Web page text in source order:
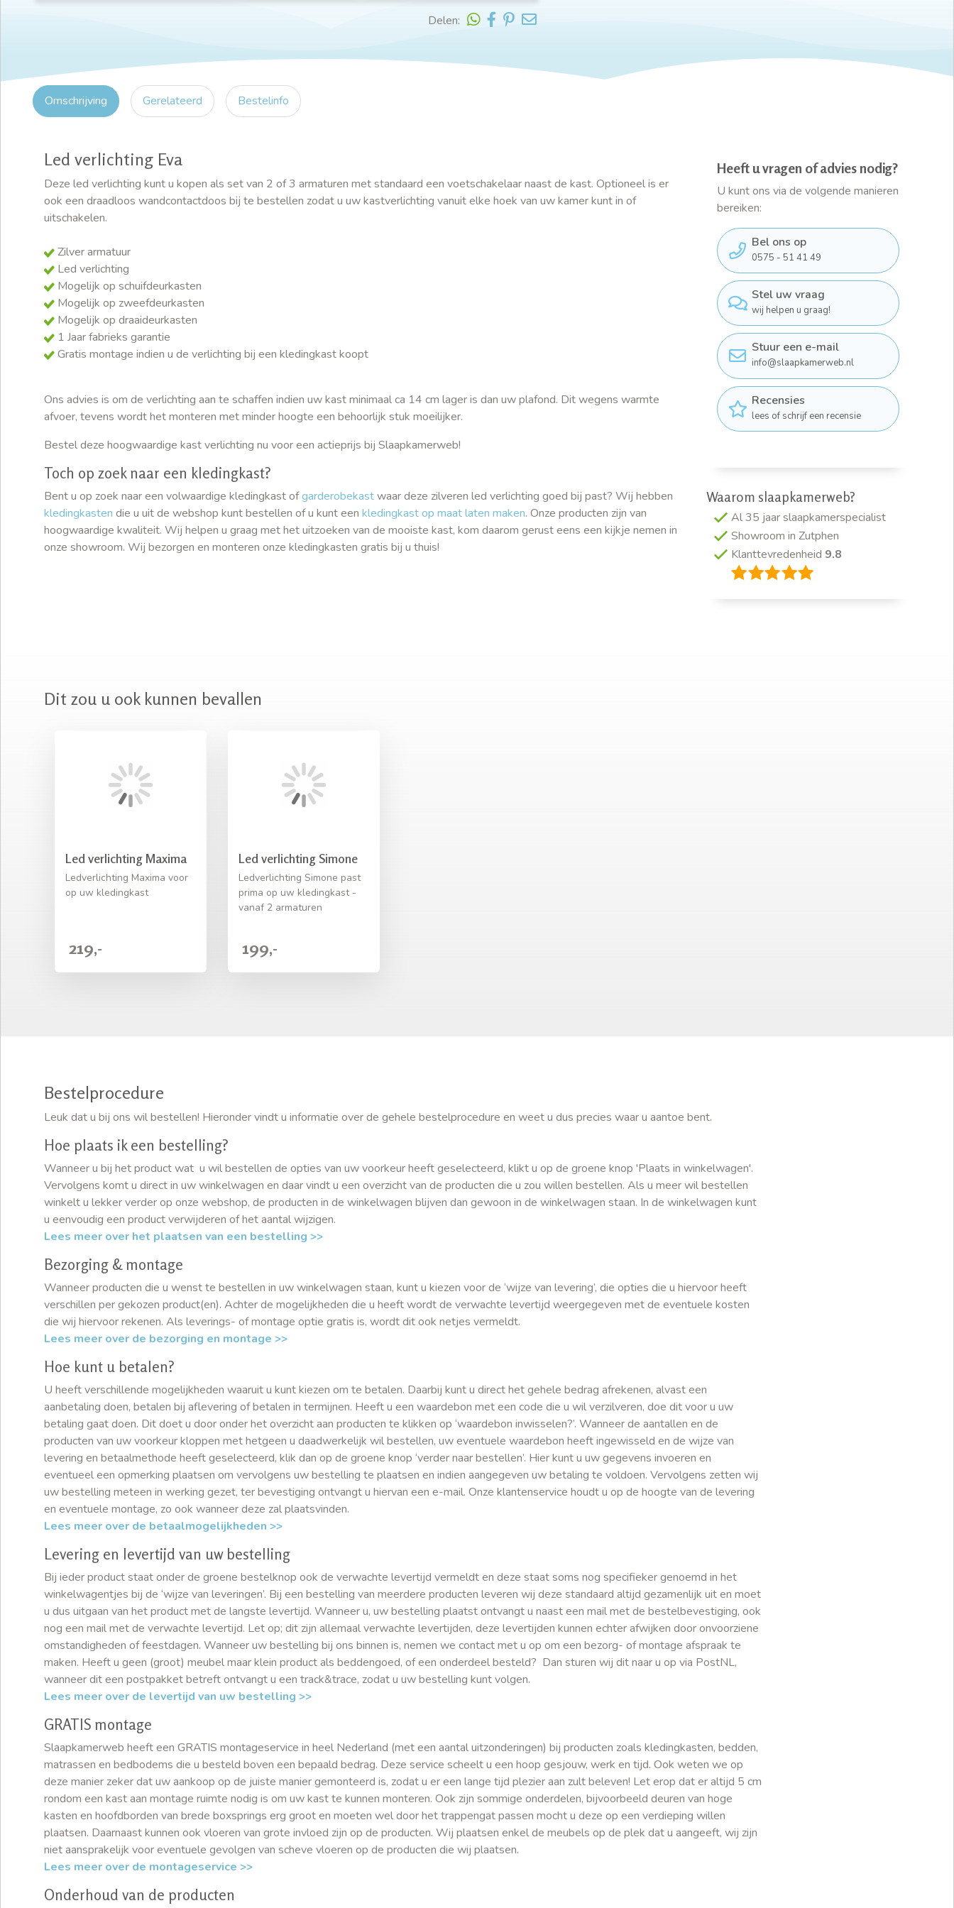
Delen:
Omschrijving Gerelateerd Bestelinfo
Led verlichting Eva
Deze led verlichting kunt u kopen als set van 2 of 3 armaturen met standaard een voetschakelaar naast de kast. Optioneel is er
ook een draadloos wandcontactdoos bij te bestellen zodat u uw kastverlichting vanuit elke hoek van uw kamer kunt in of
uitschakelen.
Zilver armatuur
Led verlichting
Mogelijk op schuifdeurkasten
Mogelijk op zweefdeurkasten
Mogelijk op draaideurkasten
1 Jaar fabrieks garantie
Gratis montage indien u de verlichting bij een kledingkast koopt
Ons advies is om de verlichting aan te schaffen indien uw kast minimaal ca 14 cm lager is dan uw plafond. Dit wegens warmte
afvoer, tevens wordt het monteren met minder hoogte een behoorlijk stuk moeilijker.
Bestel deze hoogwaardige kast verlichting nu voor een actieprijs bij Slaapkamerweb!
Toch op zoek naar een kledingkast?
Bent u op zoek naar een volwaardige kledingkast ofgarderobekastwaar deze zilveren led verlichting goed bij past? Wij hebben
kledingkasten die u uit de webshop kunt bestellen of u kunt een kledingkast op maat laten maken. Onze producten zijn van
hoogwaardige kwaliteit. Wij helpen u graag met het uitzoeken van de mooiste kast, kom daarom gerust eens een kijkje nemen in
onze showroom. Wij bezorgen en monteren onze kledingkasten gratis bij u thuis!
Heeft u vragen of advies nodig?
U kunt ons via de volgende manieren
bereiken:
Bel ons op
0575 - 51 41 49
Stel uw vraag
wij helpen u graag!
Stuur een e-mail
info@slaapkamerweb.nl
Recensies
lees of schrijf een recensie
Waarom slaapkamerweb?
Al 35 jaar slaapkamerspecialist
Showroom in Zutphen
Klanttevredenheid 9.8
Dit zou u ook kunnen bevallen
Led verlichting Maxima
Ledverlichting Maxima voor
op uw kledingkast
219,-
Led verlichting Simone
Ledverlichting Simone past
prima op uw kledingkast -
vanaf 2 armaturen
199,-
Bestelprocedure
Leuk dat u bij ons wil bestellen! Hieronder vindt u informatie over de gehele bestelprocedure en weet u dus precies waar u aantoe bent.
Hoe plaats ik een bestelling?
Wanneer u bij het product wat u wil bestellen de opties van uw voorkeur heeft geselecteerd, klikt u op de groene knop 'Plaats in winkelwagen'.
Vervolgens komt u direct in uw winkelwagen en daar vindt u een overzicht van de producten die u zou willen bestellen. Als u meer wil bestellen
winkelt u lekker verder op onze webshop, de producten in de winkelwagen blijven dan gewoon in de winkelwagen staan. In de winkelwagen kunt
u eenvoudig een product verwijderen of het aantal wijzigen.
Lees meer over het plaatsen van een bestelling >>
Bezorging & montage
Wanneer producten die u wenst te bestellen in uw winkelwagen staan, kunt u kiezen voor de ‘wijze van levering’, die opties die u hiervoor heeft
verschillen per gekozen product(en). Achter de mogelijkheden die u heeft wordt de verwachte levertijd weergegeven met de eventuele kosten
die wij hiervoor rekenen. Als leverings- of montage optie gratis is, wordt dit ook netjes vermeldt.
Lees meer over de bezorging en montage >>
Hoe kunt u betalen?
U heeft verschillende mogelijkheden waaruit u kunt kiezen om te betalen. Daarbij kunt u direct het gehele bedrag afrekenen, alvast een
aanbetaling doen, betalen bij aflevering of betalen in termijnen. Heeft u een waardebon met een code die u wil verzilveren, doe dit voor u uw
betaling gaat doen. Dit doet u door onder het overzicht aan producten te klikken op ‘waardebon inwisselen?’. Wanneer de aantallen en de
producten van uw voorkeur kloppen met hetgeen u daadwerkelijk wil bestellen, uw eventuele waardebon heeft ingewisseld en de wijze van
levering en betaalmethode heeft geselecteerd, klik dan op de groene knop ‘verder naar bestellen’. Hier kunt u uw gegevens invoeren en
eventueel een opmerking plaatsen om vervolgens uw bestelling te plaatsen en indien aangegeven uw betaling te voldoen. Vervolgens zetten wij
uw bestelling meteen in werking gezet, ter bevestiging ontvangt u hiervan een e-mail. Onze klantenservice houdt u op de hoogte van de levering
en eventuele montage, zo ook wanneer deze zal plaatsvinden.
Lees meer over de betaalmogelijkheden >>
Levering en levertijd van uw bestelling
Bij ieder product staat onder de groene bestelknop ook de verwachte levertijd vermeldt en deze staat soms nog specifieker genoemd in het
winkelwagentjes bij de ‘wijze van leveringen’. Bij een bestelling van meerdere producten leveren wij deze standaard altijd gezamenlijk uit en moet
u dus uitgaan van het product met de langste levertijd. Wanneer u, uw bestelling plaatst ontvangt u naast een mail met de bestelbevestiging, ook
nog een mail met de verwachte levertijd. Let op; dit zijn allemaal verwachte levertijden, deze levertijden kunnen echter afwijken door onvoorziene
omstandigheden of feestdagen. Wanneer uw bestelling bij ons binnen is, nemen we contact met u op om een bezorg- of montage afspraak te
maken. Heeft u geen (groot) meubel maar klein product als beddengoed, of een onderdeel besteld? Dan sturen wij dit naar u op via PostNL,
wanneer dit een postpakket betreft ontvangt u een track&trace, zodat u uw bestelling kunt volgen.
Lees meer over de levertijd van uw bestelling >>
GRATIS montage
Slaapkamerweb heeft een GRATIS montageservice in heel Nederland (met een aantal uitzonderingen) bij producten zoals kledingkasten, bedden,
matrassen en bedbodems die u besteld boven een bepaald bedrag. Deze service scheelt u een hoop gesjouw, werk en tijd. Ook weten we op
deze manier zeker dat uw aankoop op de juiste manier gemonteerd is, zodat u er een lange tijd plezier aan zult beleven! Let erop dat er altijd 5 cm
rondom een kast aan montage ruimte nodig is om uw kast te kunnen monteren. Ook zijn sommige onderdelen, bijvoorbeeld deuren van hoge
kasten en hoofdborden van brede boxsprings erg groot en moeten wel door het trappengat passen mocht u deze op een verdieping willen
plaatsen. Daarnaast kunnen ook vloeren van grote invloed zijn op de producten. Wij plaatsen enkel de meubels op de plek dat u aangeeft, wij zijn
niet aansprakelijk voor eventuele gevolgen van scheve vloeren op de producten die wij plaatsen.
Lees meer over de montageservice >>
Onderhoud van de producten